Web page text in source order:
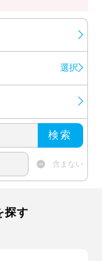
選択
検索
含まない
探す